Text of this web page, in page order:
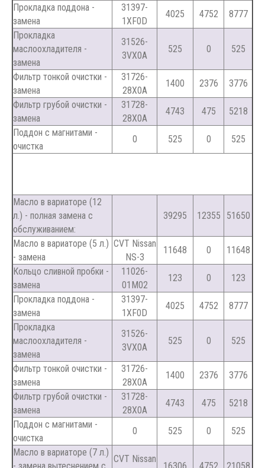
Прокладка поддона -
замена
31397-
1XF0D
4025 4752
8777
Прокладка
маслоохладителя -
замена
31526-
3VX0A
525 0 525
Фильтр тонкой очистки -
замена
31726-
28X0A
1400 2376
3776
Фильтр грубой очистки -
замена
31728-
28X0A
4743 475
5218
Поддон с магнитами -
очистка
0 525 0 525
Масло в вариаторе (12
л.) - полная замена с
обслуживанием:
39295 12355 51650
Масло в вариаторе (5 л.)
- замена
CVT Nissan
NS-3
11648 0
11648
Кольцо сливной пробки -
замена
11026-
01M02
123 0
123
Прокладка поддона -
замена
31397-
1XF0D
4025 4752
8777
Прокладка
маслоохладителя -
замена
31526-
3VX0A
525 0 525
Фильтр тонкой очистки -
замена
31726-
28X0A
1400 2376
3776
Фильтр грубой очистки -
замена
31728-
28X0A
4743 475
5218
Поддон с магнитами -
очистка
0 525 0
525
Масло в вариаторе (7 л.)
CVT Nissan